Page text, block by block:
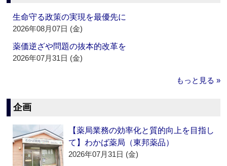
生命守る政策の実現を最優先に
2026年08月07日 (金)
薬価逆ざや問題の抜本的改革を
2026年07月31日 (金)
もっと見る »
企画
【薬局業務の効率化と質的向上を目指し
て】わかば薬局（東邦薬品）
2026年07月31日 (金)